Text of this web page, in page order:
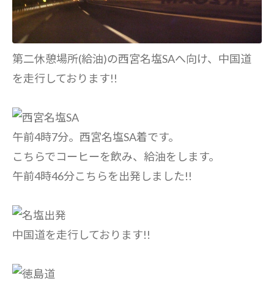
第二休憩場所(給油)の西宮名塩SAへ向け、中国道
を走行しております!!
午前4時7分。西宮名塩SA着です。
こちらでコーヒーを飲み、給油をします。
午前4時46分こちらを出発しました!!
中国道を走行しております!!